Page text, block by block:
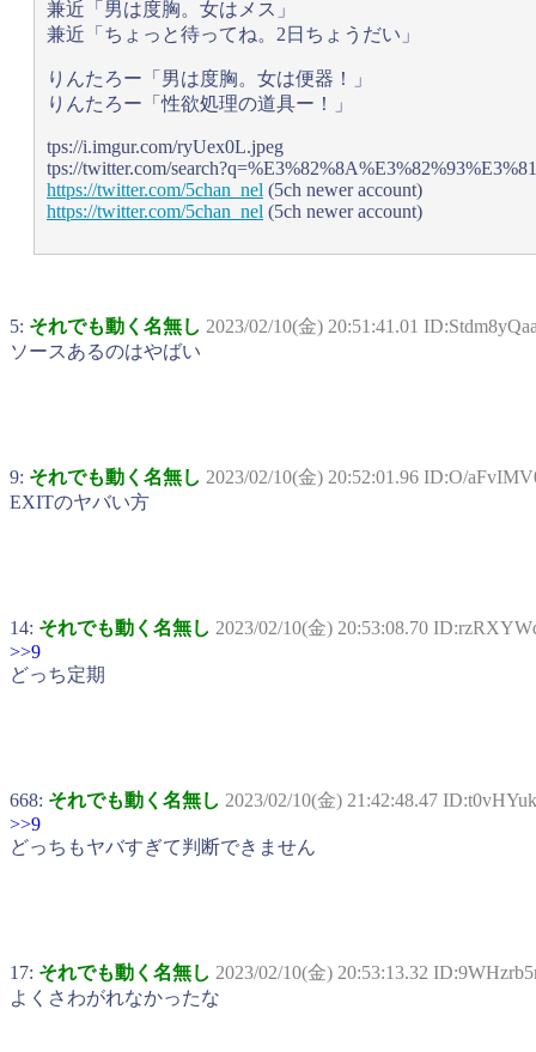
兼近「男は度胸。女はメス」
兼近「ちょっと待ってね。2日ちょうだい」
りんたろー「男は度胸。女は便器！」
りんたろー「性欲処理の道具ー！」
tps://i.imgur.com/ryUex0L.jpeg
tps://twitter.com/
https://twitter.com/5chan_nel (5ch newer account)
https://twitter.com/5chan_nel (5ch newer account)
5: それでも動く名無し 2023/02/10(金) 20:51:41.01
ソースあるのはやばい
9: それでも動く名無し 2023/02/10(金) 20:52:01.96 ID:O/
EXITのヤバい方
14: それでも動く名無し 2023/02/10(金) 20:53:08.70
>>9
どっち定期
668: それでも動く名無し 2023/02/10(金) 21:42:48.47
>>9
どっちもヤバすぎて判断できません
17: それでも動く名無し 2023/02/10(金) 20:53:13.32
よくさわがれなかったな